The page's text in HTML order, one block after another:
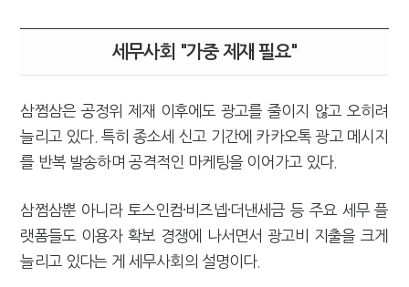
세무사회 "가중 제재 필요"
삼쩜삼은 공정위 제재 이후에도 광고를 줄이지 않고 오히려
늘리고 있다. 특히 종소세 신고 기간에 카카오톡 광고 메시지
를 반복 발송하며 공격적인 마케팅을 이어가고 있다.
삼쩜삼뿐 아니라 토스인컴·비즈넵·더낸세금 등 주요 세무 플
랫폼들도 이용자 확보 경쟁에 나서면서 광고비 지출을 크게
늘리고 있다는 게 세무사회의 설명이다.